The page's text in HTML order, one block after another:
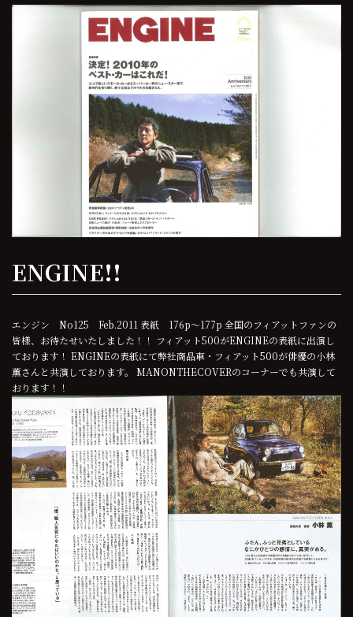
ENGINE!!
エンジン No125 Feb.2011 表紙 176p～177p 全国のフィアットファンの
皆様、お待たせいたしました！！ フィアット500がENGINEの表紙に出演し
ております！ ENGINEの表紙にて弊社商品車・フィアット500が俳優の小林
薫さんと共演しております。 MANONTHECOVERのコーナーでも共演して
おります！！